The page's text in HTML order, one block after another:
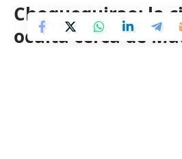
Choquequirao: la
oculta cerca de